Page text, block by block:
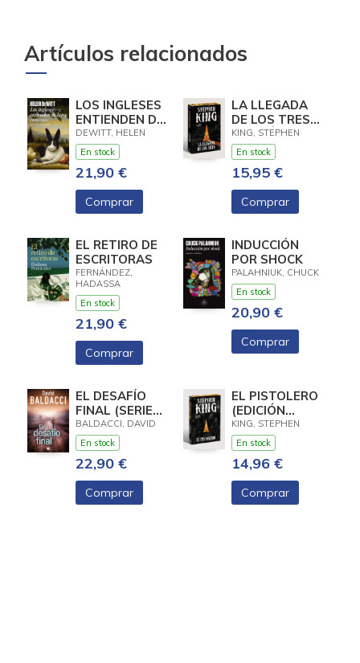
Artículos relacionados
LOS INGLESES
ENTIENDEN DE
LANA (Y
OTROS
TRUCOS)
DEWITT, HELEN
En stock
21,90 €
Comprar
LA LLEGADA
DE LOS TRES
(EDICIÓN
CANTOS
TINTADOS) (LA
TORRE
OSCURA 2)
KING, STEPHEN
En stock
15,95 €
Comprar
EL RETIRO DE
ESCRITORAS
FERNÁNDEZ,
HADASSA
En stock
21,90 €
Comprar
INDUCCIÓN
POR SHOCK
PALAHNIUK, CHUCK
En stock
20,90 €
Comprar
EL DESAFÍO
FINAL (SERIE
ATLEE PINE 4)
BALDACCI, DAVID
En stock
22,90 €
Comprar
EL PISTOLERO
(EDICIÓN
CANTOS
TINTADOS) (LA
TORRE
OSCURA 1)
KING, STEPHEN
En stock
14,96 €
Comprar